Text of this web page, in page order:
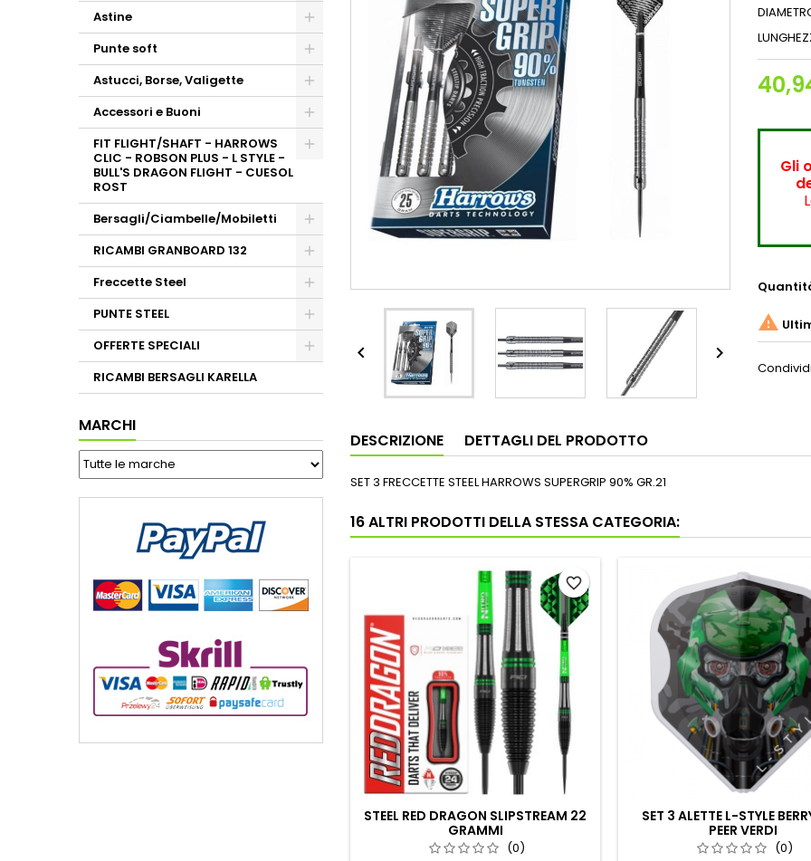
Astine
Punte soft
Astucci, Borse, Valigette
Accessori e Buoni
FIT FLIGHT/SHAFT - HARROWS
CLIC - ROBSON PLUS - L STYLE -
BULL'S DRAGON FLIGHT - CUESOL
ROST
Bersagli/Ciambelle/Mobiletti
RICAMBI GRANBOARD 132
Freccette Steel
PUNTE STEEL
OFFERTE SPECIALI
RICAMBI BERSAGLI KARELLA
MARCHI
 
Gli

Condividi
DESCRIZIONE DETTAGLI DEL PRODOTTO
SET 3 FRECCETTE STEEL HARROWS SUPERGRIP 90% GR.21
16 ALTRI PRODOTTI DELLA STESSA CATEGORIA:
STEEL RED DRAGON SLIPSTREAM 22
GRAMMI
(0)
favorite_border
SET 3 ALETTE L-STYLE
PEER VERDI
(0)